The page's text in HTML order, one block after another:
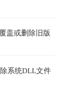
盖或删除旧版
系统DLL文件